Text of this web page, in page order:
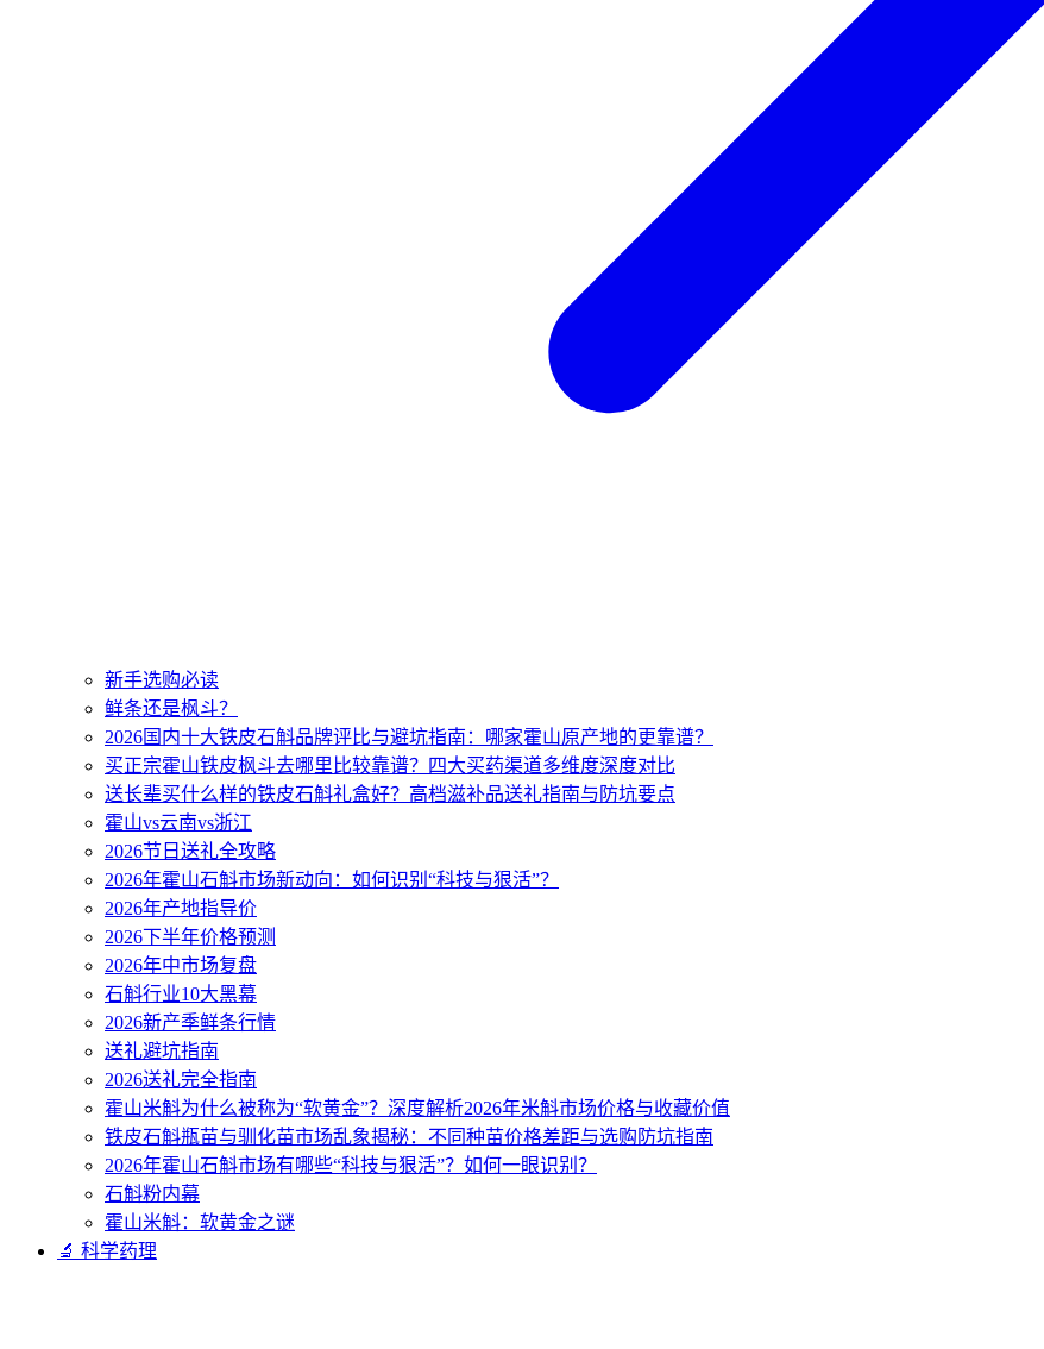
新手选购必读
鲜条还是枫斗？
2026国内十大铁皮石斛品牌评比与避坑指南：哪家霍山原产地的更靠谱？
买正宗霍山铁皮枫斗去哪里比较靠谱？四大买药渠道多维度深度对比
送长辈买什么样的铁皮石斛礼盒好？高档滋补品送礼指南与防坑要点
霍山vs云南vs浙江
2026节日送礼全攻略
2026年霍山石斛市场新动向：如何识别“科技与狠活”？
2026年产地指导价
2026下半年价格预测
2026年中市场复盘
石斛行业10大黑幕
2026新产季鲜条行情
送礼避坑指南
2026送礼完全指南
霍山米斛为什么被称为“软黄金”？深度解析2026年米斛市场价格与收藏价值
铁皮石斛瓶苗与驯化苗市场乱象揭秘：不同种苗价格差距与选购防坑指南
2026年霍山石斛市场有哪些“科技与狠活”？如何一眼识别？
石斛粉内幕
霍山米斛：软黄金之谜
🔬 科学药理